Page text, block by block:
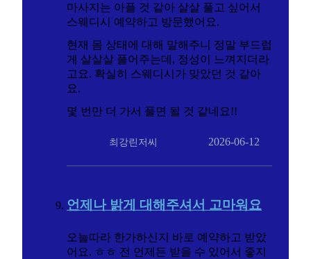
마사지는 아플 것 같아 살살 풀고 싶어서
스웨디시 예약하고 방문했어요.
현재 몸 상태에 대해 말해주니 정말 부드럽
게 살살살 풀어주는데, 정성이 느껴지더라
고요. 확실히 스웨디시가 맞았던 것 같아
요.
몇 번만 더 가서 풀면 될 것 같네요!!
최강린저씨 2026-06-12
언제나 밝게 대해주셔서 고마워요
오늘따라 한가하신지 바로 예약하고 받았
어요. ㅎㅎ 전 언제든 받을 수 있어서 좋지